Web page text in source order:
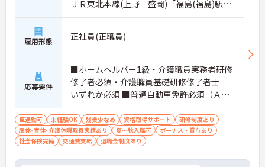
ＪＲ東北本線(上野－盛岡)「福島(福島)駅」
バス・車10分
雇用形態 正社員(正職員)
応募要件
■ホームヘルパー1級・介護職員実務者研修
修了者必須・介護職員基礎研修修了者士
いずれか必須 ■普通自動車免許必須（ＡＴ
限定可） ■経験1年以上必須 ■必要なＰＣ
スキル：入力程度
車通勤可 未経験OK 残業少なめ 資格取得サポート
研修制度あり
産休･育休･介護休暇取得実績あり
夏～秋入職可
ボーナス・賞与あり
社会保険完備
交通費支給 退職金制度あり